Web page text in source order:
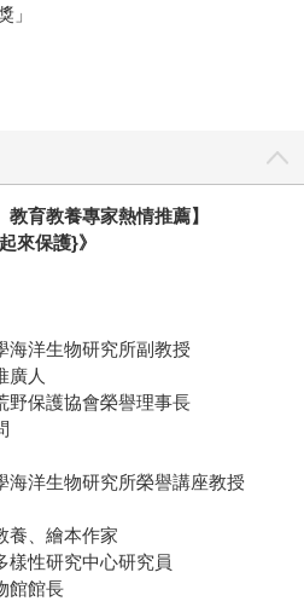
」
教育教養專家熱情推薦】
來保護}》
海洋生物研究所副教授
廣人
野保護協會榮譽理事長
海洋生物研究所榮譽講座教授
養、繪本作家
樣性研究中心研究員
館館長